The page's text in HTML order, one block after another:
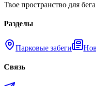
Твое пространство для бега
Разделы
Парковые забеги
Связь